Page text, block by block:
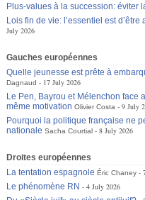
Plus-values à la succession: éviter
Lois fin de vie: l’essentiel est
July 2026
Gauches européennes
Quelle jeunesse est prête à
Dagnaud
17 July 2026
Le Pen, Bayrou et Mélenchon face
même motivation Olivier Costa
9 July
Pourquoi la politique française ne
nationale Sacha Courtial 8 July 2026
Droites européennes
La tentation espagnole Éric Chaney
Le phénomène RN
4 July 2026